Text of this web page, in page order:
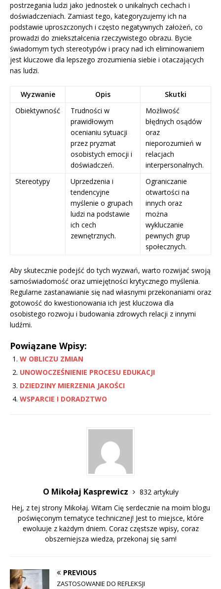
postrzegania ludzi jako jednostek o unikalnych cechach i
doświadczeniach. Zamiast tego, kategoryzujemy ich na
podstawie uproszczonych i często negatywnych założeń, co
prowadzi do zniekształcenia rzeczywistego obrazu. Bycie
świadomym tych stereotypów i pracy nad ich eliminowaniem
jest kluczowe dla lepszego zrozumienia siebie i otaczających
nas ludzi.
Wyzwanie Opis
Skutki
Obiektywność
Trudności w
prawidłowym
ocenianiu sytuacji
przez pryzmat
osobistych emocji i
doświadczeń.
Możliwość
błędnych osądów
oraz
nieporozumień w
relacjach
interpersonalnych.
Stereotypy
Uprzedzenia i
tendencyjne
myślenie o grupach
ludzi na podstawie
ich cech
zewnętrznych.
Ograniczanie
otwartości na
innych oraz
można
wykluczanie
pewnych grup
społecznych.
Aby skutecznie podejść do tych wyzwań, warto rozwijać swoją
samoświadomość oraz umiejętności krytycznego myślenia.
Regularne zastanawianie się nad własnymi przekonaniami oraz
gotowość do kwestionowania ich jest kluczowa dla
osobistego rozwoju i budowania zdrowych relacji z innymi
ludźmi.
Powiązane Wpisy:
W OBLICZU ZMIAN
UNOWOCZEŚNIENIE PROCESU EDUKACJI
DZIEDZINY MIERZENIA JAKOŚCI
WSPARCIE I DORADZTWO
O Mikołaj Kasprewicz
832 artykuły
Hej, z tej strony Mikołaj. Witam Cię serdecznie na moim blogu
poświęconym tematyce technicznej! Jest to miejsce, które
ewoluuje z każdym dniem. Coraz częstsze wpisy, coraz
obszerniejsza wiedza, przekonaj się sam!
PREVIOUS
ZASTOSOWANIE DO REFLEKSJI